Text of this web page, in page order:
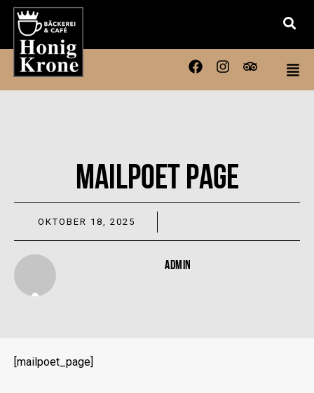
MAILPOET PAGE
OKTOBER 18, 2025
ADMIN
[mailpoet_page]